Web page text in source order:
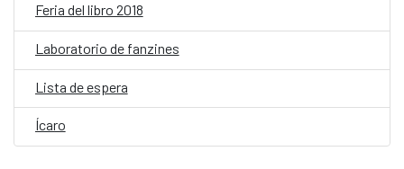
Feria del libro 2018
Laboratorio de fanzines
Lista de espera
Ícaro